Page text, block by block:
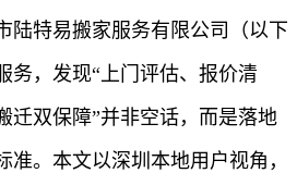
陆特易搬家服务有限公司（以下
务，发现“上门评估、报价清
迁双保障”并非空话，而是落地
准。本文以深圳本地用户视角，